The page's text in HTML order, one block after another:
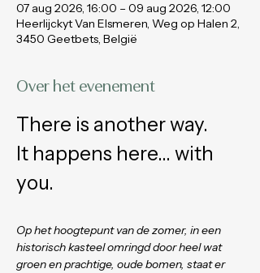
07 aug 2026, 16:00 – 09 aug 2026, 12:00
Heerlijckyt Van Elsmeren, Weg op Halen 2,
3450 Geetbets, België
Over het evenement
There is another way.
It happens here... with
you.
Op het hoogtepunt van de zomer, in een
historisch kasteel omringd door heel wat
groen en prachtige, oude bomen, staat er